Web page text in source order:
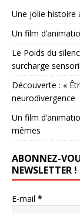
Une jolie histoire
Un film
Le Poids du
surcharge
Découverte : «
neurodivergence
Un film
mêmes
ABONNEZ-
NEWSLETTER !
E-mail *